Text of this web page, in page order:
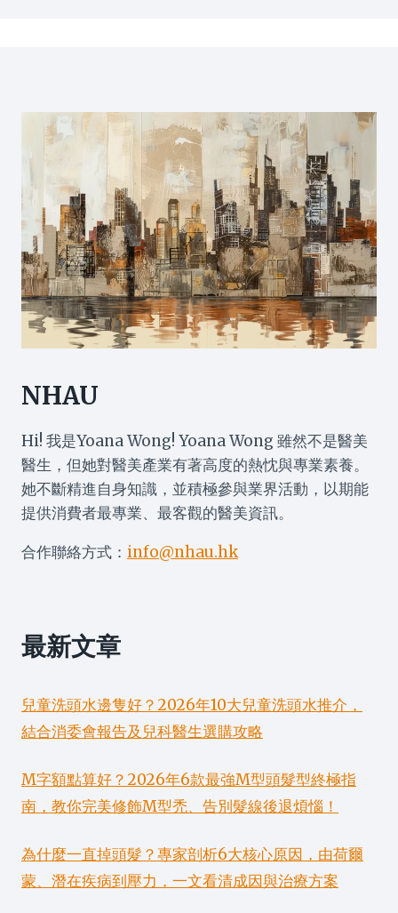
NHAU
Hi! 我是Yoana Wong! Yoana Wong 雖然不是醫美
醫生，但她對醫美產業有著高度的熱忱與專業素養。
她不斷精進自身知識，並積極參與業界活動，以期能
提供消費者最專業、最客觀的醫美資訊。
合作聯絡方式： info@nhau.hk
最新文章
兒童洗頭水邊隻好？2026年10大兒童洗頭水推介，
結合消委會報告及兒科醫生選購攻略
M字額點算好？2026年6款最強M型頭髮型終極指
南，教你完美修飾M型禿、告別髮線後退煩惱！
為什麼一直掉頭髮？專家剖析6大核心原因，由荷爾
蒙、潛在疾病到壓力，一文看清成因與治療方案